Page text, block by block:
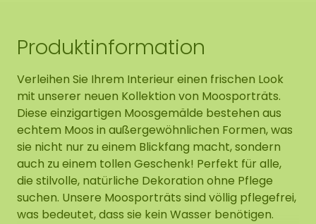
Produktinformation
Verleihen Sie Ihrem Interieur einen frischen Look
mit unserer neuen Kollektion von Moosporträts.
Diese einzigartigen Moosgemälde bestehen aus
echtem Moos in außergewöhnlichen Formen, was
sie nicht nur zu einem Blickfang macht, sondern
auch zu einem tollen Geschenk! Perfekt für alle,
die stilvolle, natürliche Dekoration ohne Pflege
suchen. Unsere Moosporträts sind völlig pflegefrei,
was bedeutet, dass sie kein Wasser benötigen.